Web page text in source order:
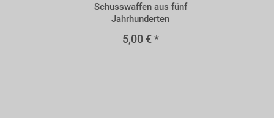
Schusswaffen aus fünf
Jahrhunderten
5,00 € *